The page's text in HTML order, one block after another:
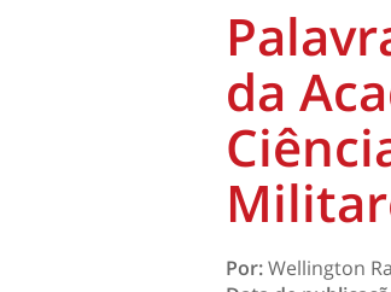
da
Por:Wellington